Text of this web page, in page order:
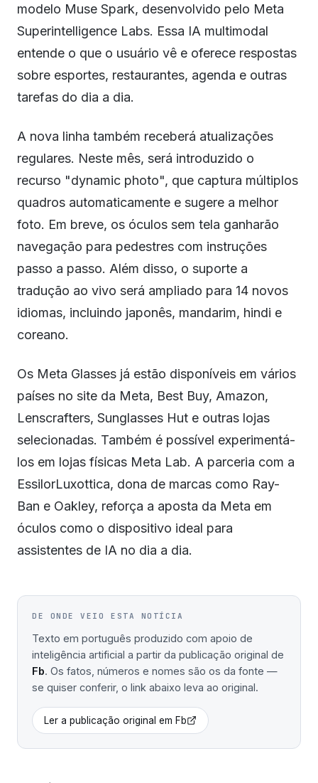
modelo Muse Spark, desenvolvido pelo Meta
Superintelligence Labs. Essa IA multimodal
entende o que o usuário vê e oferece respostas
sobre esportes, restaurantes, agenda e outras
tarefas do dia a dia.
A nova linha também receberá atualizações
regulares. Neste mês, será introduzido o
recurso "dynamic photo", que captura múltiplos
quadros automaticamente e sugere a melhor
foto. Em breve, os óculos sem tela ganharão
navegação para pedestres com instruções
passo a passo. Além disso, o suporte a
tradução ao vivo será ampliado para 14 novos
idiomas, incluindo japonês, mandarim, hindi e
coreano.
Os Meta Glasses já estão disponíveis em vários
países no site da Meta, Best Buy, Amazon,
Lenscrafters, Sunglasses Hut e outras lojas
selecionadas. Também é possível experimentá-
los em lojas físicas Meta Lab. A parceria com a
EssilorLuxottica, dona de marcas como Ray-
Ban e Oakley, reforça a aposta da Meta em
óculos como o dispositivo ideal para
assistentes de IA no dia a dia.
DE ONDE VEIO ESTA NOTÍCIA
Texto em português produzido com apoio de
inteligência artificial a partir da publicação original de
Fb. Os fatos, números e nomes são os da fonte —
se quiser conferir, o link abaixo leva ao original.
Ler a publicação original em Fb